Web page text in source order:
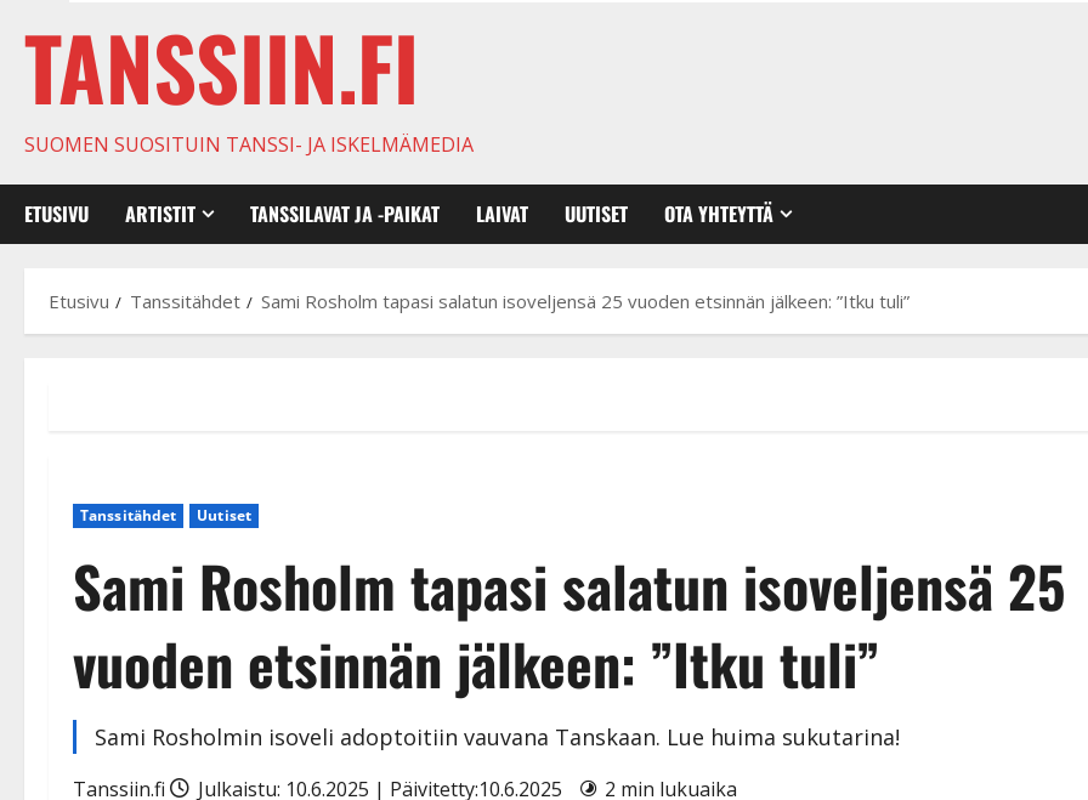
TANSSIIN.FI
SUOMEN SUOSITUIN TANSSI- JA ISKELMÄMEDIA
ETUSIVU ARTISTIT TANSSILAVAT JA -PAIKAT LAIVAT UUTISET OTA YHTEYTTÄ
Etusivu Tanssitähdet Sami Rosholm tapasi salatun isoveljensä 25 vuoden etsinnän jälkeen: ”Itku tuli”
Tanssitähdet Uutiset
Sami Rosholm tapasi salatun isoveljensä 25
vuoden etsinnän jälkeen: ”Itku tuli”
Sami Rosholmin isoveli adoptoitiin vauvana Tanskaan. Lue huima sukutarina!
Tanssiin.fi Julkaistu: 10.6.2025 | Päivitetty:10.6.2025 2 min lukuaika